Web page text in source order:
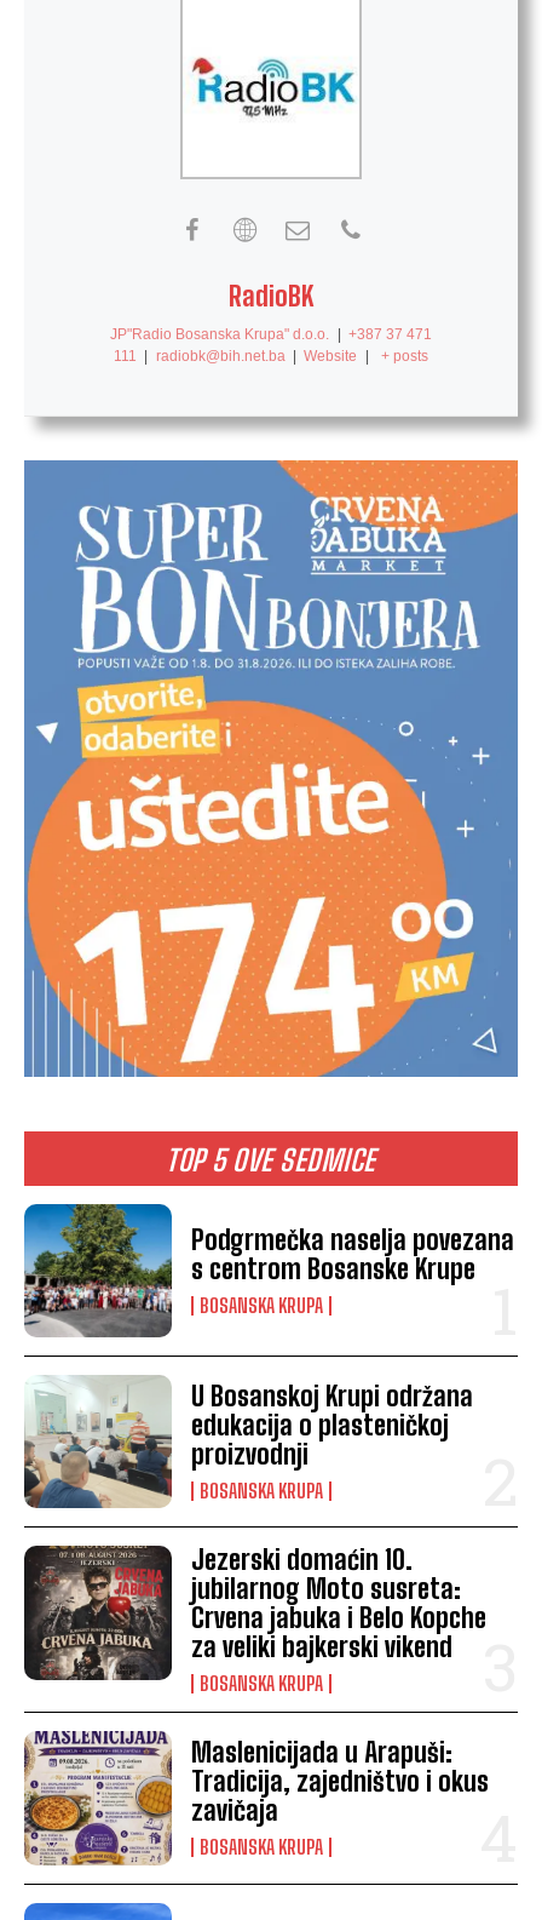
TOP 5 OVE SEDMICE
Podgrmečka naselja povezana
s centrom Bosanske Krupe
BOSANSKA KRUPA
U Bosanskoj Krupi održana
edukacija o plasteničkoj
proizvodnji
BOSANSKA KRUPA
Jezerski domaćin 10.
jubilarnog Moto susreta:
Crvena jabuka i Belo Kopche
za veliki bajkerski vikend
BOSANSKA KRUPA
Maslenicijada u Arapuši:
Tradicija, zajedništvo i okus
zavičaja
BOSANSKA KRUPA
RadioBK
JP"Radio Bosanska Krupa" d.o.o. | +387 37 471
111
| radiobk@bih.net.ba | Website | + posts